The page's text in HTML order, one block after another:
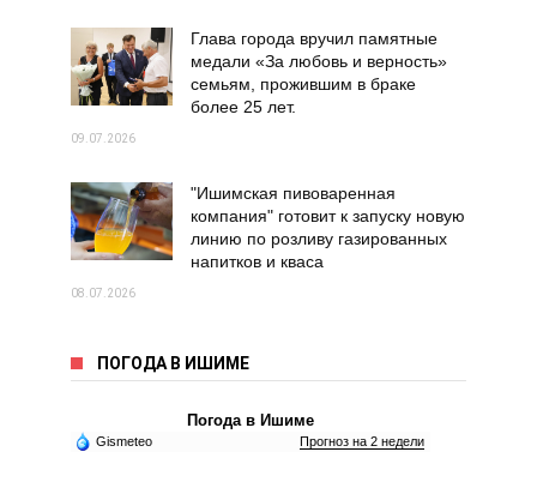
Глава города вручил памятные
медали «За любовь и верность»
семьям, прожившим в браке
более 25 лет.
09.07.2026
"Ишимская пивоваренная
компания" готовит к запуску новую
линию по розливу газированных
напитков и кваса
08.07.2026
ПОГОДА В ИШИМЕ
Погода в Ишиме
Gismeteo Прогноз на 2 недели